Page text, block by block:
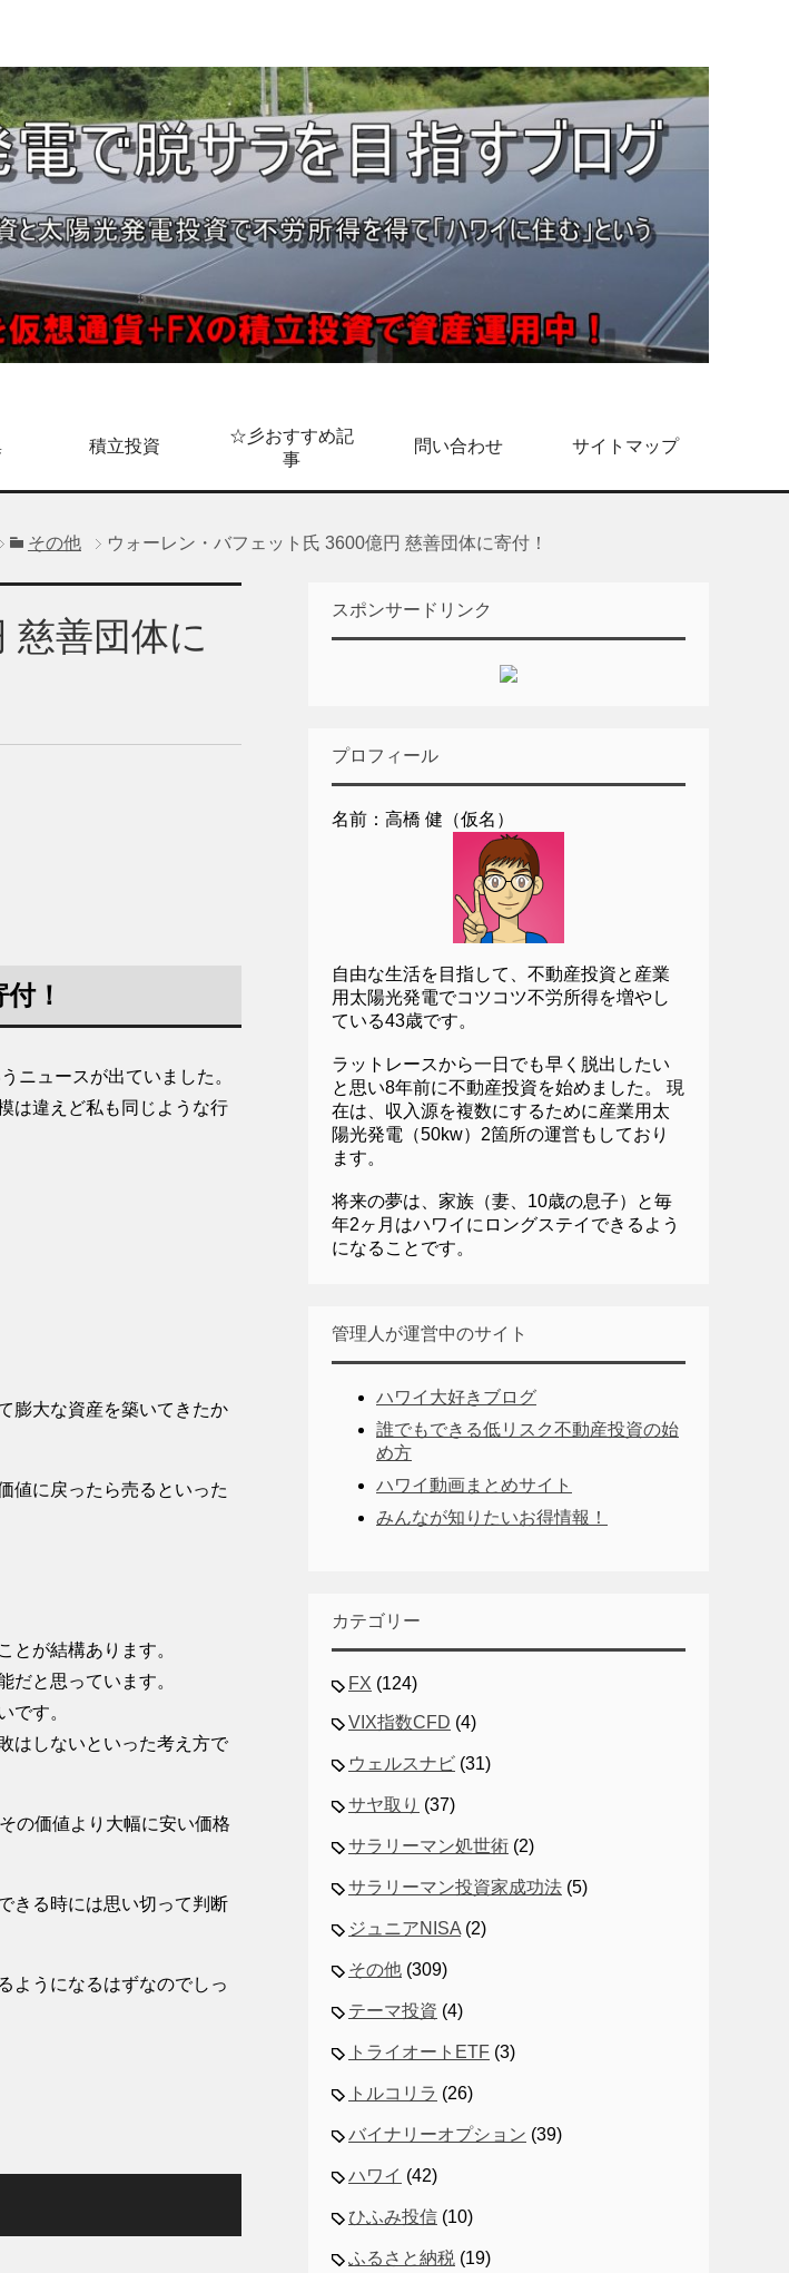
積立投資
☆彡おすすめ記
事
問い合わせ サイトマップ
その他 ウォーレン・バフェット氏 3600億円 慈善団体に寄付！
慈善団体に
！
ニュースが出ていました。
は違えど私も同じような行
膨大な資産を築いてきたか
値に戻ったら売るといった
とが結構あります。
だと思っています。
です。
はしないといった考え方で
の価値より大幅に安い価格
きる時には思い切って判断
ようになるはずなのでしっ
スポンサードリンク
プロフィール
名前：高橋 健（仮名）
自由な生活を目指して、不動産投資と産業
用太陽光発電でコツコツ不労所得を増やし
ている43歳です。
ラットレースから一日でも早く脱出したい
と思い8年前に不動産投資を始めました。 現
在は、収入源を複数にするために産業用太
陽光発電（50kw）2箇所の運営もしており
ます。
将来の夢は、家族（妻、10歳の息子）と毎
年2ヶ月はハワイにロングステイできるよう
になることです。
管理人が運営中のサイト
ハワイ大好きブログ
誰でもできる低リスク不動産投資の始
め方
ハワイ動画まとめサイト
みんなが知りたいお得情報！
カテゴリー
FX (124)
VIX指数CFD (4)
ウェルスナビ (31)
サヤ取り (37)
サラリーマン処世術 (2)
サラリーマン投資家成功法 (5)
ジュニアNISA (2)
その他 (309)
テーマ投資 (4)
トライオートETF (3)
トルコリラ (26)
バイナリーオプション (39)
ハワイ (42)
ひふみ投信 (10)
ふるさと納税 (19)